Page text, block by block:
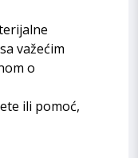
važećim
o
ili pomoć,